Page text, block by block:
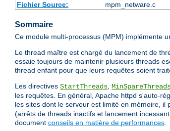
Fichier Source:
mpm_netware.c
Sommaire
Ce module multi-processus (MPM) implémente
Le thread maître est chargé du lancement de
essaie toujours de maintenir plusieurs threads
thread enfant pour que leurs requêtes soient
Les directives StartThreads,
les requêtes. En général, Apache httpd s'auto-
les sites dont le serveur est limité en mémoire,
(arrêts de threads inactifs et lancement
document conseils en matière de performances.